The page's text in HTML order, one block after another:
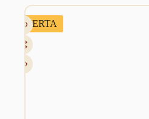
era:
é:
OFERTA